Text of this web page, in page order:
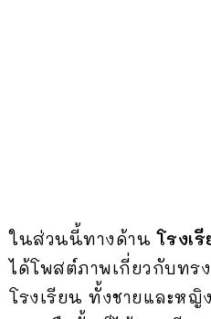
ในส่วนนี้ทางด้านโรงเ
ได้โพสต์ภาพเกี่ยวกับทร
โรงเรียน ทั้งชายและหญิ